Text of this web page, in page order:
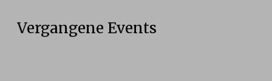
Vergangene Events